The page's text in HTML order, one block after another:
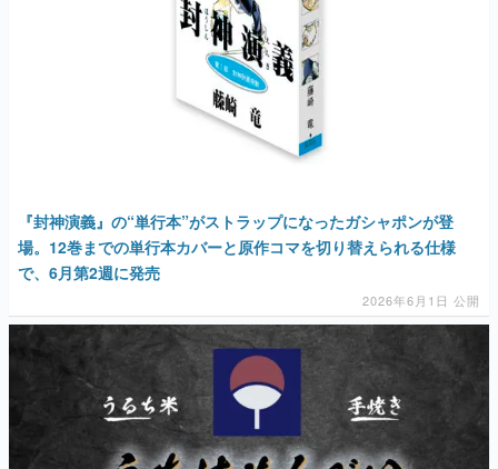
『封神演義』の“単行本”がストラップになったガシャポンが登
場。12巻までの単行本カバーと原作コマを切り替えられる仕様
で、6月第2週に発売
2026年6月1日 公開